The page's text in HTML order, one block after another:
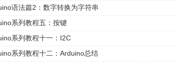
语法篇2：数字转换为字符串
系列教程五：按键
系列教程十一：I2C
系列教程十二：Arduino总结